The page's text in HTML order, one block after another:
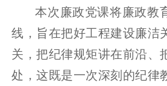
本次廉政党课将廉政教
线，旨在把好工程建设廉洁
关，把纪律规矩讲在前沿、
处，这既是一次深刻的纪律